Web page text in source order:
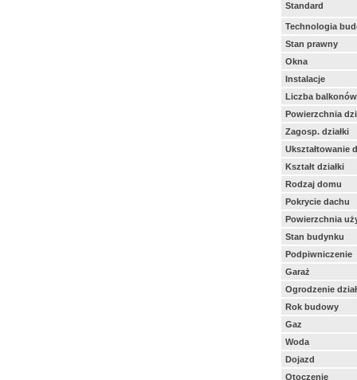
Standard
Technologia
Stan prawny
Okna
Instalacje
Liczba balkonów
Powierzchnia
Zagosp. działki
Ukształtowanie
Kształt działki
Rodzaj domu
Pokrycie dachu
Powierzchnia
Stan budynku
Podpiwniczenie
Garaż
Ogrodzenie
Rok budowy
Gaz
Woda
Dojazd
Otoczenie